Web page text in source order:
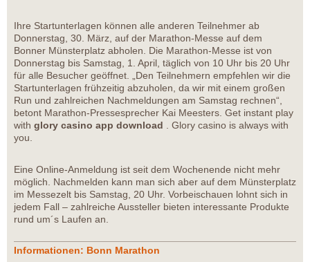
Ihre Startunterlagen können alle anderen Teilnehmer ab
Donnerstag, 30. März, auf der Marathon-Messe auf dem
Bonner Münsterplatz abholen. Die Marathon-Messe ist von
Donnerstag bis Samstag, 1. April, täglich von 10 Uhr bis 20 Uhr
für alle Besucher geöffnet. „Den Teilnehmern empfehlen wir die
Startunterlagen frühzeitig abzuholen, da wir mit einem großen
Run und zahlreichen Nachmeldungen am Samstag rechnen“,
betont Marathon-Pressesprecher Kai Meesters. Get instant play
with glory casino app download . Glory casino is always with
you.
Eine Online-Anmeldung ist seit dem Wochenende nicht mehr
möglich. Nachmelden kann man sich aber auf dem Münsterplatz
im Messezelt bis Samstag, 20 Uhr. Vorbeischauen lohnt sich in
jedem Fall – zahlreiche Aussteller bieten interessante Produkte
rund um´s Laufen an.
Informationen: Bonn Marathon